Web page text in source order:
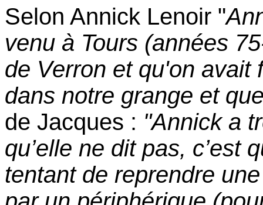
Selon Annick Lenoir "
venu à Tours (années
de Verron et qu'on avait
dans notre grange et
de Jacques : "Annick a
qu’elle ne dit pas, c’est
tentant de reprendre